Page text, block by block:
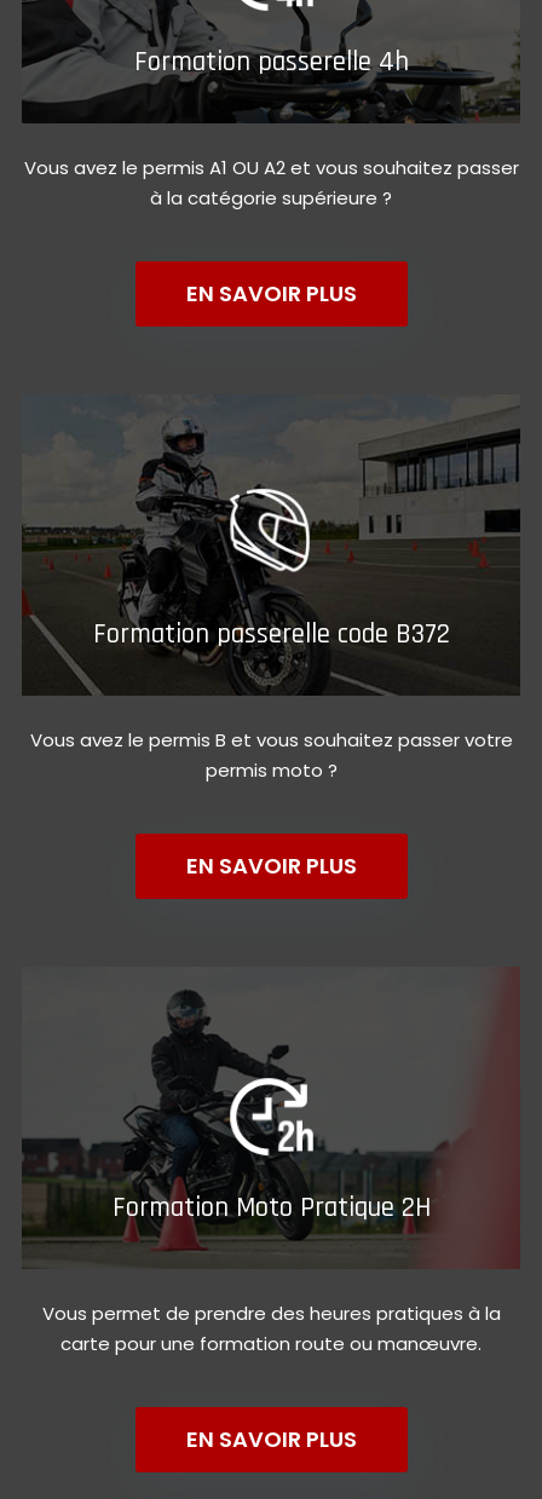
Formation passerelle 4h
Vous avez le permis A1 OU A2 et vous souhaitez passer
à la catégorie supérieure ?
EN SAVOIR PLUS
Formation passerelle code B372
Vous avez le permis B et vous souhaitez passer votre
permis moto ?
EN SAVOIR PLUS
Formation Moto Pratique 2H
Vous permet de prendre des heures pratiques à la
carte pour une formation route ou manœuvre.
EN SAVOIR PLUS